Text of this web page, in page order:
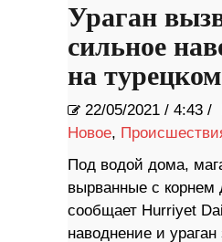
Ураган
сильное
на
22/05/2021 / 4:43 /
Новое,
Под водой дома,
вырванные с корнем
сообщает Hurriyet
наводнение и